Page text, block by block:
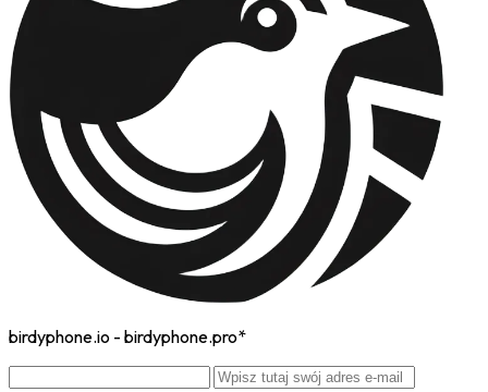
birdyphone.io - birdyphone.pro*